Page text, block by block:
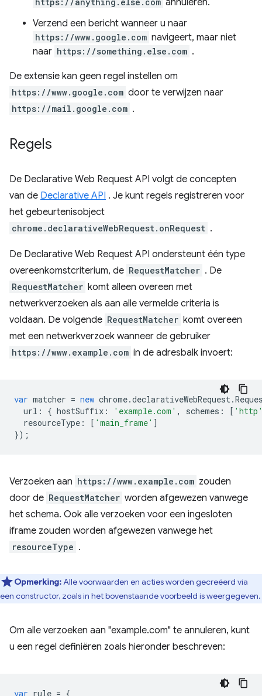
annuleren.
Verzend een bericht wanneer u naar
https://www.google.com navigeert, maar niet
naar https://something.else.com .
De extensie kan geen regel instellen om
https://www.google.com door te verwijzen naar
https://mail.google.com .
Regels
De Declarative Web Request API volgt de concepten
van de Declarative API . Je kunt regels registreren voor
het gebeurtenisobject
chrome.declarativeWebRequest.onRequest .
De Declarative Web Request API ondersteunt één type
overeenkomstcriterium, de RequestMatcher . De
RequestMatcher komt alleen overeen met
netwerkverzoeken als aan alle vermelde criteria is
voldaan. De volgende RequestMatcher komt overeen
met een netwerkverzoek wanneer de gebruiker
https://www.example.com in de adresbalk invoert:
var matcher = new chrome.declarativeWebRequest.
url : { hostSuffix : 'example.com' , schemes : [
resourceType : [ 'main_frame' ]
});
Verzoeken aan https://www.example.com zouden
door de RequestMatcher worden afgewezen vanwege
het schema. Ook alle verzoeken voor een ingesloten
iframe zouden worden afgewezen vanwege het
resourceType .
Opmerking:Alle voorwaarden en acties worden gecreëerd via
een constructor, zoals in het bovenstaande voorbeeld is weergegeven.
Om alle verzoeken aan "example.com" te annuleren, kunt
u een regel definiëren zoals hieronder beschreven:
var rule = {